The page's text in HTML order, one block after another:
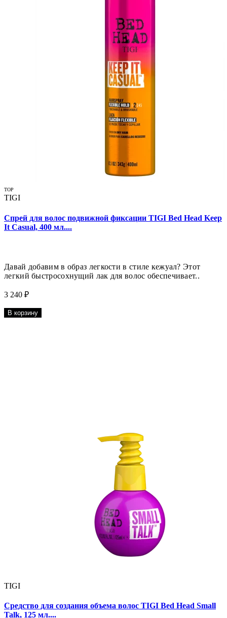
TOP
TIGI
Спрей для волос подвижной фиксации TIGI Bed Head Keep
It Casual, 400 мл....
Давай добавим в образ легкости в стиле кежуал? Этот
легкий быстросохнущий лак для волос обеспечивает..
3 240 ₽
В корзину
TIGI
Средство для создания объема волос TIGI Bed Head Small
Talk, 125 мл....